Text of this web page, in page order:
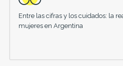
Entre las cifras y los cuidados: la
mujeres en Argentina